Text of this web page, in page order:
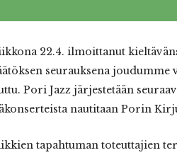
22.4. ilmoittanut
seurauksena
Pori Jazz järjestetään
nautitaan Porin
tapahtuman toteuttajien